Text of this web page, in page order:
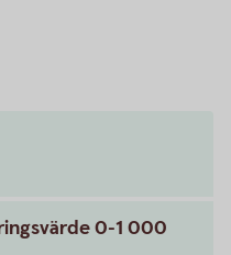
0-1 000